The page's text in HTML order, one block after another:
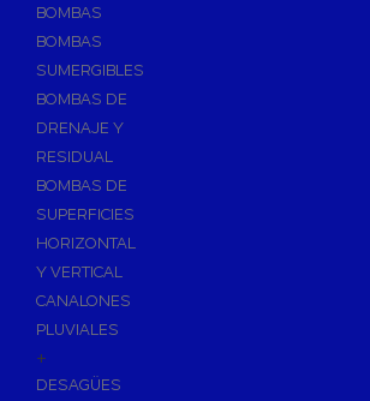
BOMBAS
BOMBAS
SUMERGIBLES
BOMBAS DE
DRENAJE Y
RESIDUAL
BOMBAS DE
SUPERFICIES
HORIZONTAL
Y VERTICAL
CANALONES
PLUVIALES
+
DESAGÜES